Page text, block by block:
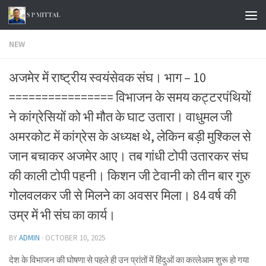
Skip to content
NEW
अजमेर में राष्ट्रीय स्वयंसेवक संघ। भाग – 10
================ विभाजन के समय कट्टरपंथियों
ने कांग्रेसियों को भी मौत के घाट उतारा। वाधुमल जी
अमरकोट में कांग्रेस के अध्यक्ष थे, लेकिन बड़ी मुश्किल से
जान बचाकर अजमेर आए। तब गांधी टोपी उतारकर संघ
की काली टोपी पहनी। किशन जी टेवानी को तीन बार गुरु
गोलवलकर जी से मिलने का अवसर मिला। 84 वर्ष की
उम्र में भी संघ का कार्य।
BYADMIN · OCTOBER 10, 2025
देश के विभाजन की घोषणा से पहले ही उन प्रांतों में हिंदुओं का कत्लेआम शुरू हो गया